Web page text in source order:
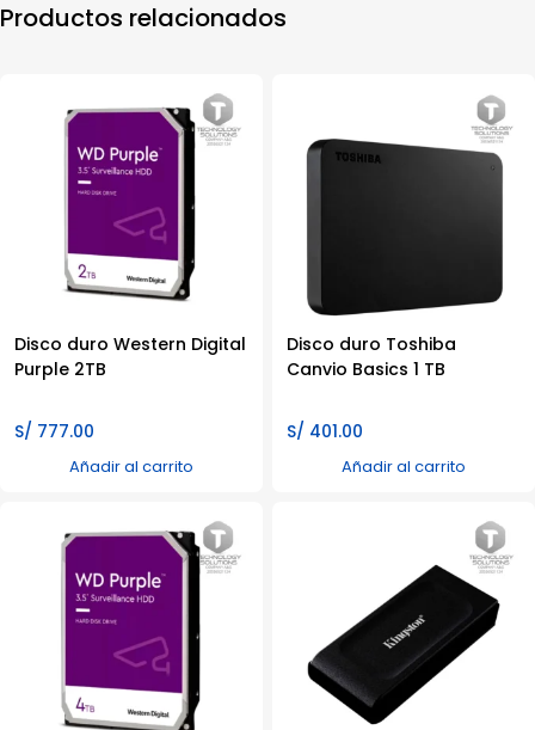
Productos relacionados
Disco duro Western Digital
Purple 2TB
S/ 777.00
Añadir al carrito
Disco duro Toshiba
Canvio Basics 1 TB
S/ 401.00
Añadir al carrito